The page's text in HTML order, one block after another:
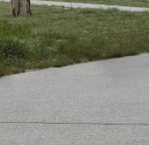
été
CAMPUS
PROJET
Notre projet